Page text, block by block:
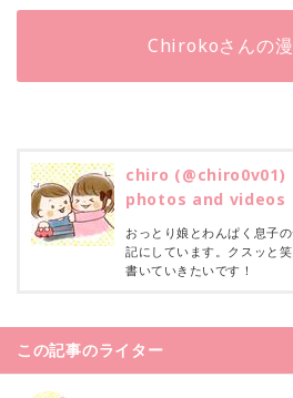
Chirokoさんの
chiro
photos and videos
おっとり娘とわんぱく息子
記にしています。クスッと
書いていきたいです！
この記事のライター